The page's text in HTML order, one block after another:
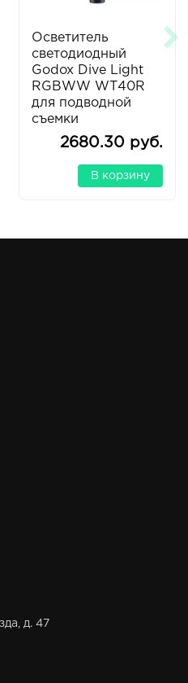
Осветитель
светодиодный
Godox Dive Light
RGBWW WT40R
для подводной
съемки
2680.30 руб.
В корзину
д. 47